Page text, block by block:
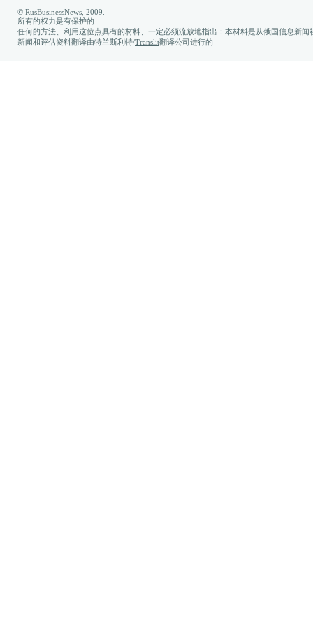
© RusBusinessNews, 2009.
所有的权力是有保护的
任何的方法、利用这位点具有的材料、一定必须流放地指出：本材料是从俄国信息新闻
新闻和评估资料翻译由特兰斯利特/Translit翻译公司进行的